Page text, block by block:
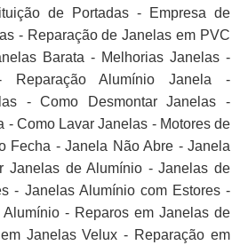
de Portadas - Empresa de
- Reparação de Janelas em PVC
Barata - Melhorias Janelas -
Reparação Alumínio Janela -
- Como Desmontar Janelas -
- Como Lavar Janelas - Motores de
Fecha - Janela Não Abre - Janela
Janelas de Alumínio - Janelas de
- Janelas Alumínio com Estores -
Alumínio - Reparos em Janelas de
Janelas Velux - Reparação em